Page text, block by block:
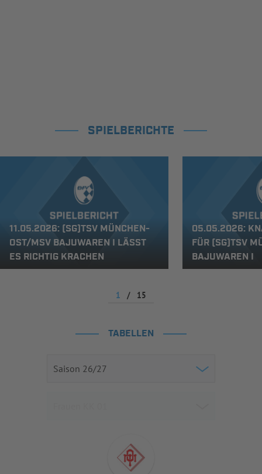
SPIELBERICHTE
11.05.2026: (SG)TSV MÜNCHEN-
OST/MSV BAJUWAREN I LÄSST
ES RICHTIG KRACHEN
05.05.2026:
FÜR (SG)TSV
BAJUWAREN I
1 / 15
TABELLEN